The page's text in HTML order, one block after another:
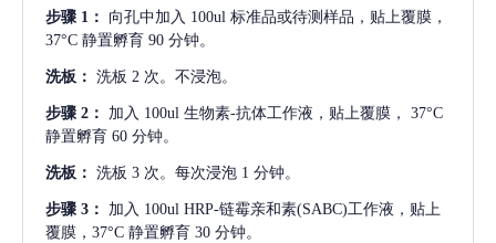
步骤 1： 向孔中加入 100ul 标准品或待测样品，贴上覆膜，
37°C 静置孵育 90 分钟。
洗板： 洗板 2 次。不浸泡。
步骤 2： 加入 100ul 生物素-抗体工作液，贴上覆膜， 37°C
静置孵育 60 分钟。
洗板： 洗板 3 次。每次浸泡 1 分钟。
步骤 3： 加入 100ul HRP-链霉亲和素(SABC)工作液，贴上
覆膜，37°C 静置孵育 30 分钟。